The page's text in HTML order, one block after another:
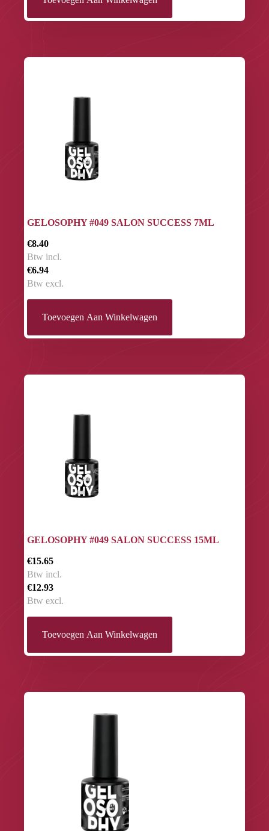
GELOSOPHY #049 SALON SUCCESS 7ML
€8.40
Btw incl.
€6.94
Btw excl.
Toevoegen Aan Winkelwagen
GELOSOPHY #049 SALON SUCCESS 15ML
€15.65
Btw incl.
€12.93
Btw excl.
Toevoegen Aan Winkelwagen